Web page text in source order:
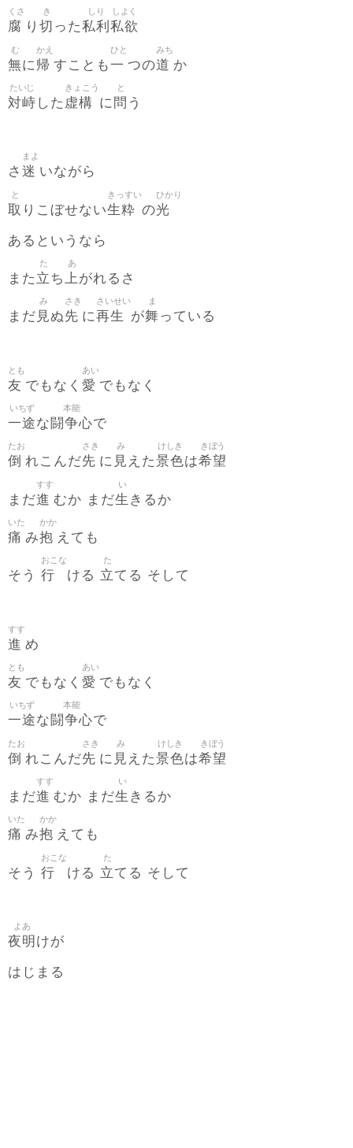
腐
くさ
り 切
き
った私利
しり
私欲
しよく
無
む
に帰
かえ
すことも一
ひと
つの道
みち
か
対峙
たいじ
した 虚構
きょこう
に 問
と
う
さ 迷
まよ
いながら
取
と
りこぼせない生粋
きっすい
の光
ひかり
あるというなら
また 立
た
ち上
あ
がれるさ
まだ 見
み
ぬ先
さき
に再生
さいせい
が舞
ま
っている
友
とも
でもなく 愛
あい
でもなく
一途
いちず
な 闘争心
本能
で
倒
たお
れこんだ先
さき
に 見
み
えた景色
けしき
は希望
きぼう
まだ進
すす
むか まだ生
い
きるか
痛
いた
み抱
かか
えても
そう 行
おこな
ける 立
た
てる そして
進
すす
め
友
とも
でもなく 愛
あい
でもなく
一途
いちず
な 闘争心
本能
で
倒
たお
れこんだ先
さき
に 見
み
えた景色
けしき
は希望
きぼう
まだ進
すす
むか まだ生
い
きるか
痛
いた
み抱
かか
えても
そう 行
おこな
ける 立
た
てる そして
夜明
よあ
けが
はじまる